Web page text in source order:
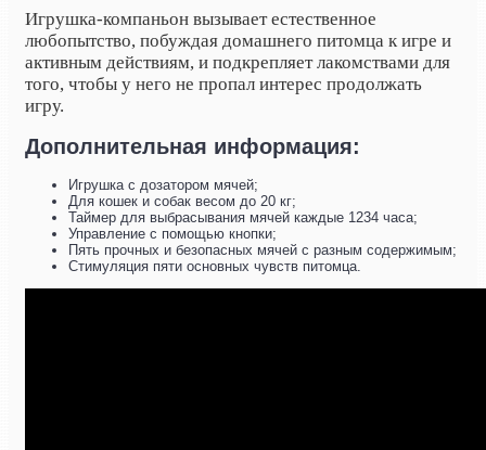
Игрушка-компаньон вызывает естественное
любопытство, побуждая домашнего питомца к игре и
активным действиям, и подкрепляет лакомствами для
того, чтобы у него не пропал интерес продолжать
игру.
Дополнительная информация:
Игрушка с дозатором мячей;
Для кошек и собак весом до 20 кг;
Таймер для выбрасывания мячей каждые 1234 часа;
Управление с помощью кнопки;
Пять прочных и безопасных мячей с разным содержимым;
Стимуляция пяти основных чувств питомца.